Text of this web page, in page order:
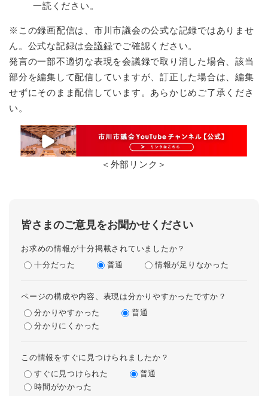
一読ください。
※この録画配信は、市川市議会の公式な記録ではありませ
ん。公式な記録は会議録でご確認ください。
発言の一部不適切な表現を会議録で取り消した場合、該当
部分を編集して配信していますが、訂正した場合は、編集
せずにそのまま配信しています。あらかじめご了承くださ
い。
＜外部リンク＞
皆さまのご意見をお聞かせください
お求めの情報が十分掲載されていましたか？
十分だった
普通 情報が足りなかった
ページの構成や内容、表現は分かりやすかったですか？
分かりやすかった
普通
分かりにくかった
この情報をすぐに見つけられましたか？
すぐに見つけられた
普通
時間がかかった